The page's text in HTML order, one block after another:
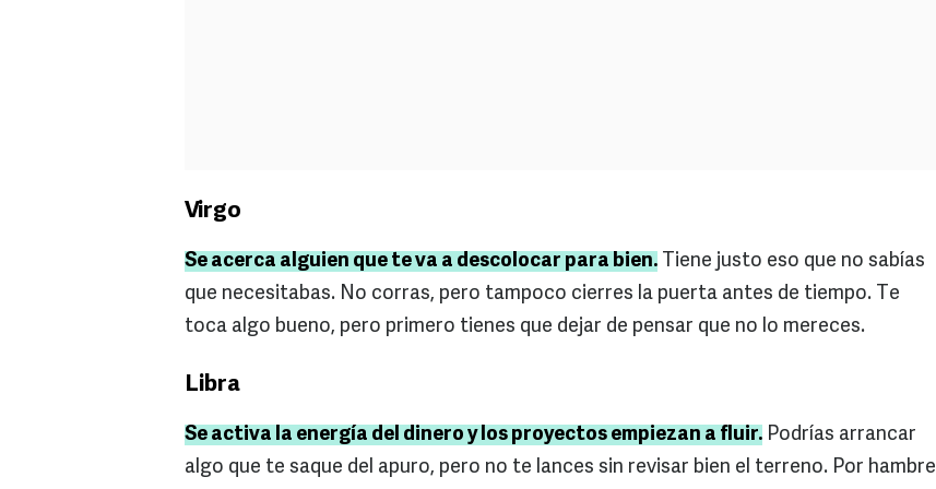
Virgo
Se acerca alguien que te va a descolocar para bien. Tiene justo eso que no sabías
que necesitabas. No corras, pero tampoco cierres la puerta antes de tiempo. Te
toca algo bueno, pero primero tienes que dejar de pensar que no lo mereces.
Libra
Se activa la energía del dinero y los proyectos empiezan a fluir. Podrías arrancar
algo que te saque del apuro, pero no te lances sin revisar bien el terreno. Por hambre